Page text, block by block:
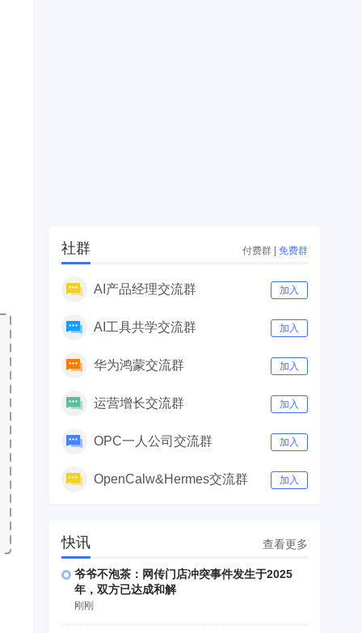
社群 付费群 | 免费群
AI产品经理交流群 加入
AI工具共学交流群 加入
华为鸿蒙交流群 加入
运营增长交流群 加入
OPC一人公司交流群 加入
OpenCalw&Hermes交流群 加入
快讯 查看更多
爷爷不泡茶：网传门店冲突事件发生于2025
年，双方已达成和解
刚刚